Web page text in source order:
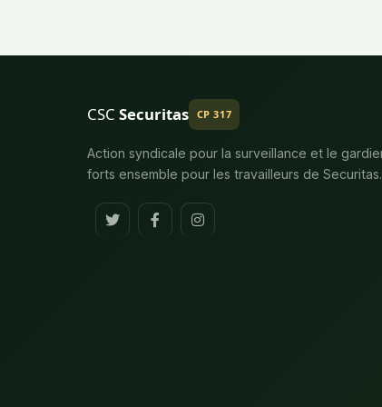
CSC Securitas CP 317
Action syndicale pour la surveillance et le
forts ensemble pour les travailleurs de Securitas.